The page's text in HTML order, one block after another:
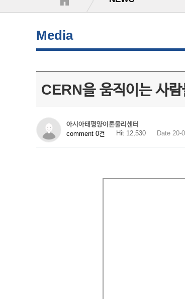
Media
CERN을 움직이는 사
아시아태평양이론물리센터
comment 0건
Hit 12,530 Date 20-